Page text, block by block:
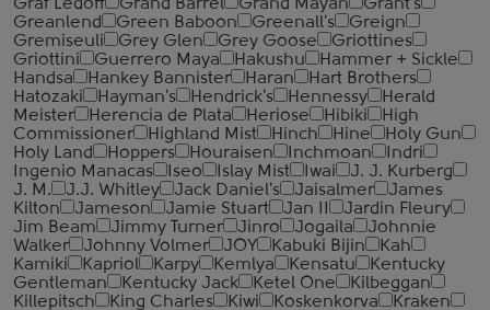
Graf Ledoff
Grand Barrel Grand Mayan
Grant's
Greanlend
Green Baboon Greenall's
Greign
Gremiseuli
Grey Glen Grey Goose
Griottines
Griottini
Guerrero Maya Hakushu
Hammer + Sickle
Handsa
Hankey Bannister Haran
Hart Brothers
Hatozaki
Hayman's Hendrick's Hennessy
Herald
Meister
Herencia de Plata Heriose Hibiki
High
Commissioner
Highland Mist Hinch Hine
Holy Gun
Holy Land
Hoppers Houraisen Inchmoan
Indri
Ingenio Manacas
Iseo Islay Mist Iwai
J. J. Kurberg
J. M.
J.J. Whitley Jack Daniel's Jaisalmer
James
Kilton
Jameson Jamie Stuart Jan II
Jardin Fleury
Jim Beam
Jimmy Turner Jinro Jogaila
Johnnie
Walker
Johnny Volmer JOY Kabuki Bijin
Kah
Kamiki
Kapriol Karpy Kemlya Kensatu
Kentucky
Gentleman
Kentucky Jack Ketel One
Kilbeggan
Killepitsch
King Charles Kiwi Koskenkorva
Kraken